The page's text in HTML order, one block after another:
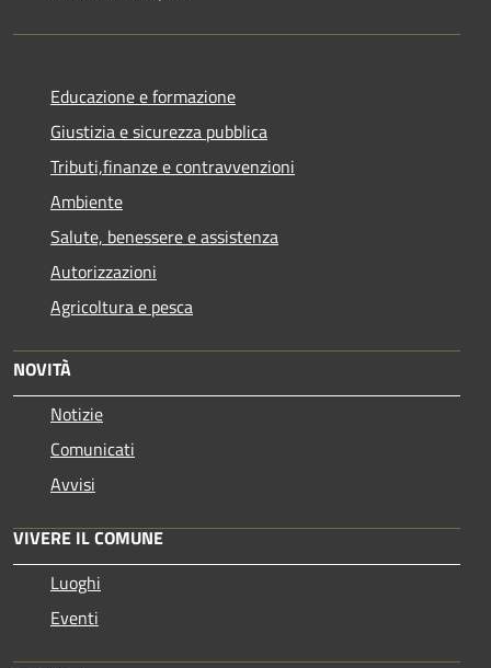
Educazione e formazione
Giustizia e sicurezza pubblica
Tributi,finanze e contravvenzioni
Ambiente
Salute, benessere e assistenza
Autorizzazioni
Agricoltura e pesca
NOVITÀ
Notizie
Comunicati
Avvisi
VIVERE IL COMUNE
Luoghi
Eventi